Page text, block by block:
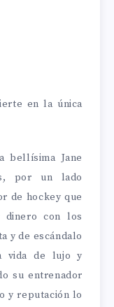
en la única
bellísima Jane
por un lado
de hockey que
dinero con los
y de escándalo
vida de lujo y
su entrenador
y reputación lo